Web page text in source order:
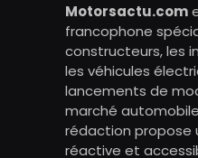
Motorsactu.com
francophone
constructeurs, les
les véhicules
lancements de
marché
rédaction propose
réactive et